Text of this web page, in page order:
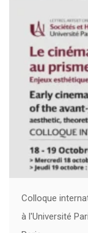
Colloque
à l'Université